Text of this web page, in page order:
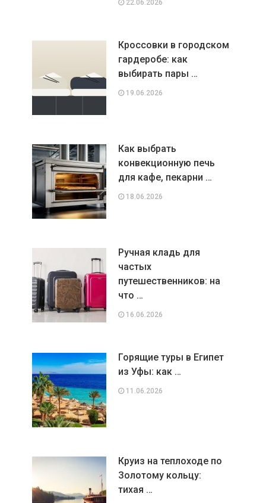
22.06.2026
Кроссовки в городском
гардеробе: как
выбирать пары …
19.06.2026
Как выбрать
конвекционную печь
для кафе, пекарни …
18.06.2026
Ручная кладь для
частых
путешественников: на
что …
16.06.2026
Горящие туры в Египет
из Уфы: как …
11.06.2026
Круиз на теплоходе по
Золотому кольцу:
тихая …